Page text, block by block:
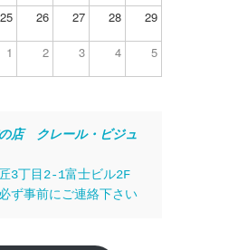
25 26 27 28 29
1 2 3 4 5
店　クレール・ビジュ
3丁目2-1富士ビル2F
ず事前にご連絡下さい